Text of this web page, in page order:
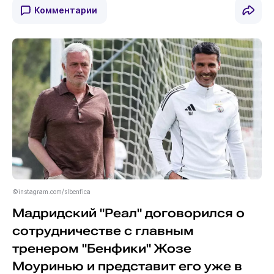
Комментарии
©instagram.com/slbenfica
Мадридский "Реал" договорился о
сотрудничестве с главным
тренером "Бенфики" Жозе
Моуринью и представит его уже в